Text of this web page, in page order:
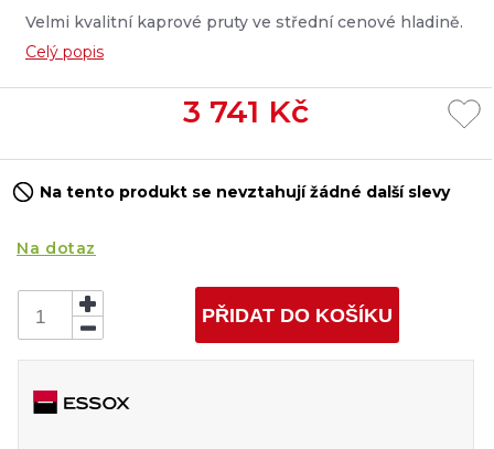
Velmi kvalitní kaprové pruty ve střední cenové hladině.
Kaprové pruty Emblem kombinují moderní technologii
stavby prutů s vysoce kvalitními komponenty a
vynikajícím elegantním designem. Pro kaprové pruty
Emblem jsme vyvinuli rychlé blanky s progresivní
nahazovacími a zdolávacími vlastnost...
Celý popis
3 741 Kč
Na tento produkt se nevztahují žádné další slevy
Na dotaz
PŘIDAT DO KOŠÍKU